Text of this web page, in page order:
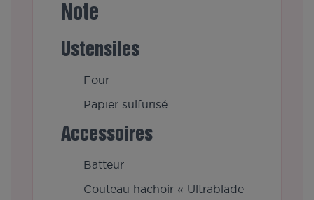
Note
Ustensiles
Four
Papier sulfurisé
Accessoires
Batteur
Couteau hachoir « Ultrablade